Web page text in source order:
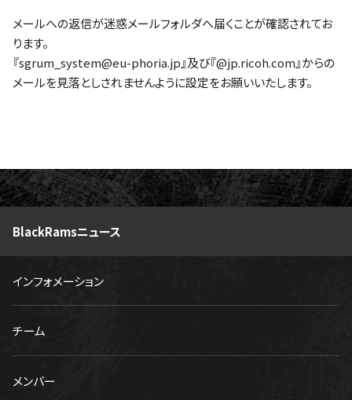
メールへの返信が迷惑メールフォルダへ届くことが確認されてお
ります。
『sgrum_system@eu-phoria.jp』及び『@jp.ricoh.com』からの
メールを見落としされませんように設定をお願いいたします。
BlackRamsニュース
インフォメーション
チーム
メンバー